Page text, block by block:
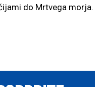
do Mrtvega morja.